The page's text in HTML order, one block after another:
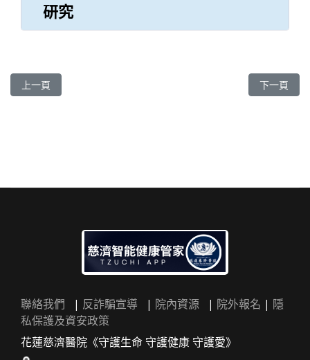
研究
上一篇文章: 林子凱 醫師
上一頁 下一篇文
下一頁
聯絡我們 | 反詐騙宣導 | 院內資源 | 院外報名 | 隱
私保護及資安政策
花蓮慈濟醫院《守護生命 守護健康 守護愛》